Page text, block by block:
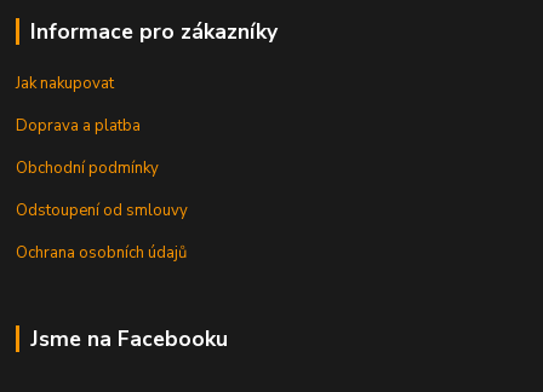
Informace pro zákazníky
Jak nakupovat
Doprava a platba
Obchodní podmínky
Odstoupení od smlouvy
Ochrana osobních údajů
Jsme na Facebooku